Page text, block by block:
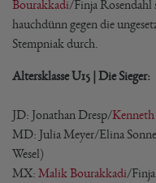
Bourakkadi/Finja Rosendahl
hauchdünn gegen die
Stempniak durch.
Altersklasse U15 | Die Sieger:
JD: Jonathan Dresp/
MD: Julia Meyer/Elina
Wesel)
MX: Malik Bourakkadi/